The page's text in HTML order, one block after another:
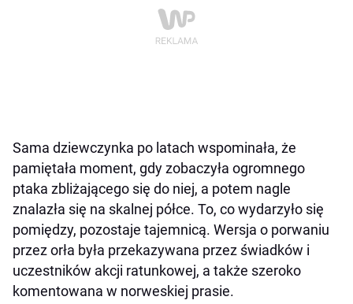
Sama dziewczynka po latach wspominała, że
pamiętała moment, gdy zobaczyła ogromnego
ptaka zbliżającego się do niej, a potem nagle
znalazła się na skalnej półce. To, co wydarzyło się
pomiędzy, pozostaje tajemnicą. Wersja o porwaniu
przez orła była przekazywana przez świadków i
uczestników akcji ratunkowej, a także szeroko
komentowana w norweskiej prasie.